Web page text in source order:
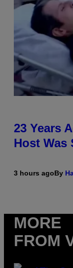
23 Years
Host Was
3 hours agoBy
MORE
FROM